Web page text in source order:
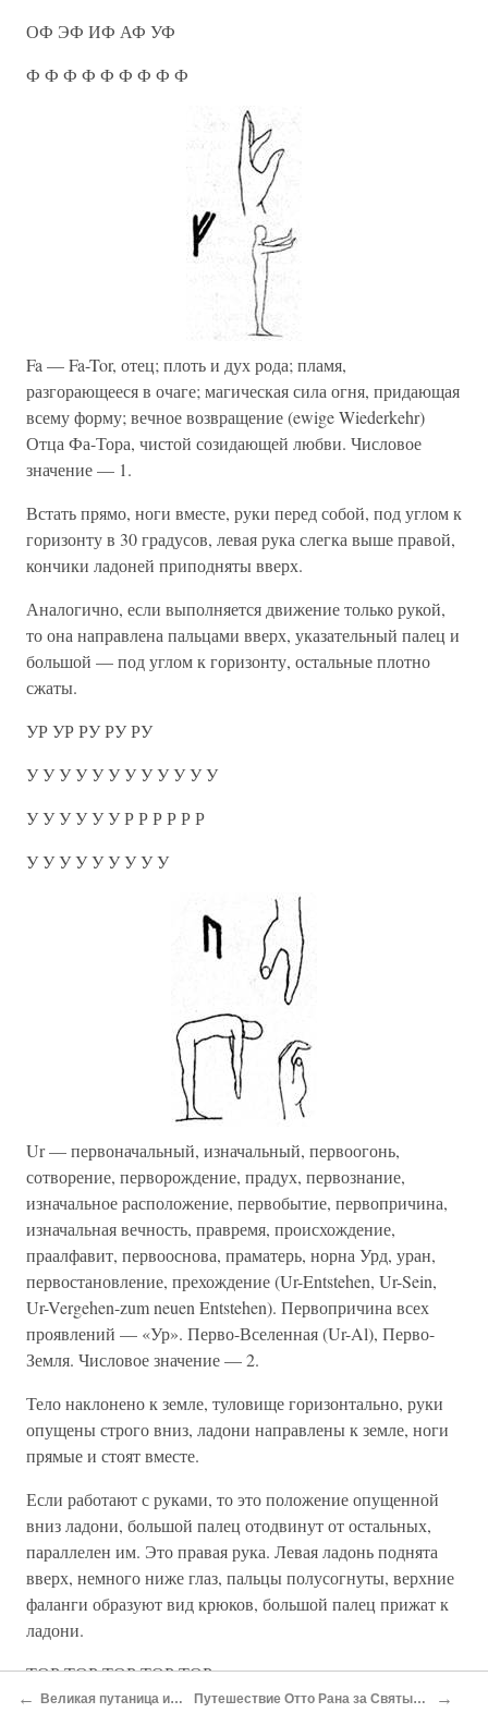
ОФ ЭФ ИФ АФ УФ
Ф Ф Ф Ф Ф Ф Ф Ф Ф
Fa — Fa-Tor, отец; плоть и дух рода; пламя,
разгорающееся в очаге; магическая сила огня, придающая
всему форму; вечное возвращение (ewige Wiederkehr)
Отца Фа-Тора, чистой созидающей любви. Числовое
значение — 1.
Встать прямо, ноги вместе, руки перед собой, под углом к
горизонту в 30 градусов, левая рука слегка выше правой,
кончики ладоней приподняты вверх.
Аналогично, если выполняется движение только рукой,
то она направлена пальцами вверх, указательный палец и
большой — под углом к горизонту, остальные плотно
сжаты.
УР УР РУ РУ РУ
У У У У У У У У У У У У
У У У У У У Р Р Р Р Р Р
У У У У У У У У У
Ur — первоначальный, изначальный, первоогонь,
сотворение, перворождение, прадух, первознание,
изначальное расположение, первобытие, первопричина,
изначальная вечность, правремя, происхождение,
праалфавит, первооснова, праматерь, норна Урд, уран,
первостановление, прехождение (Ur-Entstehen, Ur-Sein,
Ur-Vergehen-zum neuen Entstehen). Первопричина всех
проявлений — «Ур». Перво-Вселенная (Ur-Al), Перво-
Земля. Числовое значение — 2.
Тело наклонено к земле, туловище горизонтально, руки
опущены строго вниз, ладони направлены к земле, ноги
прямые и стоят вместе.
Если работают с руками, то это положение опущенной
вниз ладони, большой палец отодвинут от остальных,
параллелен им. Это правая рука. Левая ладонь поднята
вверх, немного ниже глаз, пальцы полусогнуты, верхние
фаланги образуют вид крюков, большой палец прижат к
ладони.
ТОР ТОР ТОР ТОР ТОР
← Великая путаница истории Путешествие Отто Рана за Святым Граалем →